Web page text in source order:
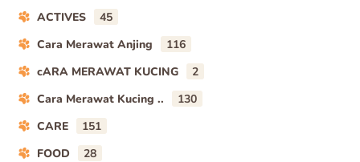
ACTIVES
45
Cara Merawat Anjing
116
cARA MERAWAT KUCING
2
Cara Merawat Kucing ..
130
CARE
151
FOOD
28